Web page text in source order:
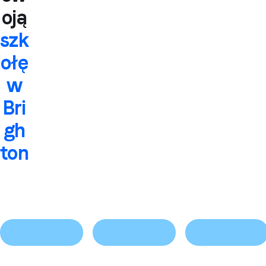
oją
szk
ołę
w
Bri
gh
ton